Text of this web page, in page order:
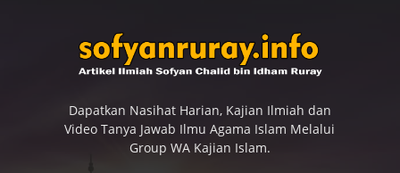
Dapatkan Nasihat Harian, Kajian Ilmiah dan
Video Tanya Jawab Ilmu Agama Islam Melalui
Group WA Kajian Islam.